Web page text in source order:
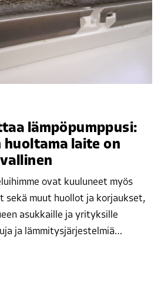
lämpöpumppusi:
laite on
ovat kuuluneet myös
sekä muut huollot ja korjaukset,
asukkaille ja yrityksille
ja lämmitysjärjestelmiä…